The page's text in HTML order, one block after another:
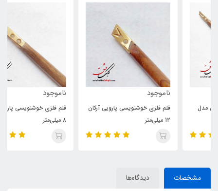
قلم فلزی خوشنویسی پارویی آرکان
قلم فلزی خوشنویسی پارویی آرکان
مشخصات دیدگاه‌ها